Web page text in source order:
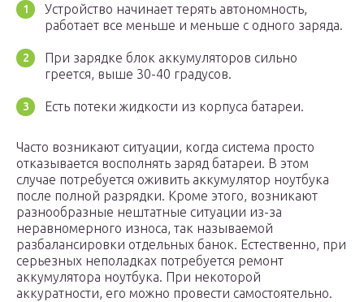
Устройство начинает терять автономность,
работает все меньше и меньше с одного заряда.
При зарядке блок аккумуляторов сильно
греется, выше 30-40 градусов.
Есть потеки жидкости из корпуса батареи.
Часто возникают ситуации, когда система просто
отказывается восполнять заряд батареи. В этом
случае потребуется оживить аккумулятор ноутбука
после полной разрядки. Кроме этого, возникают
разнообразные нештатные ситуации из-за
неравномерного износа, так называемой
разбалансировки отдельных банок. Естественно, при
серьезных неполадках потребуется ремонт
аккумулятора ноутбука. При некоторой
аккуратности, его можно провести самостоятельно.